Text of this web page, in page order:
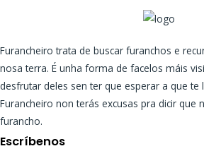
Furancheiro trata de buscar furanchos e
nosa terra. É unha forma de facelos máis
desfrutar deles sen ter que esperar a que te
Furancheiro non terás excusas pra dicir que
furancho.
Escríbenos